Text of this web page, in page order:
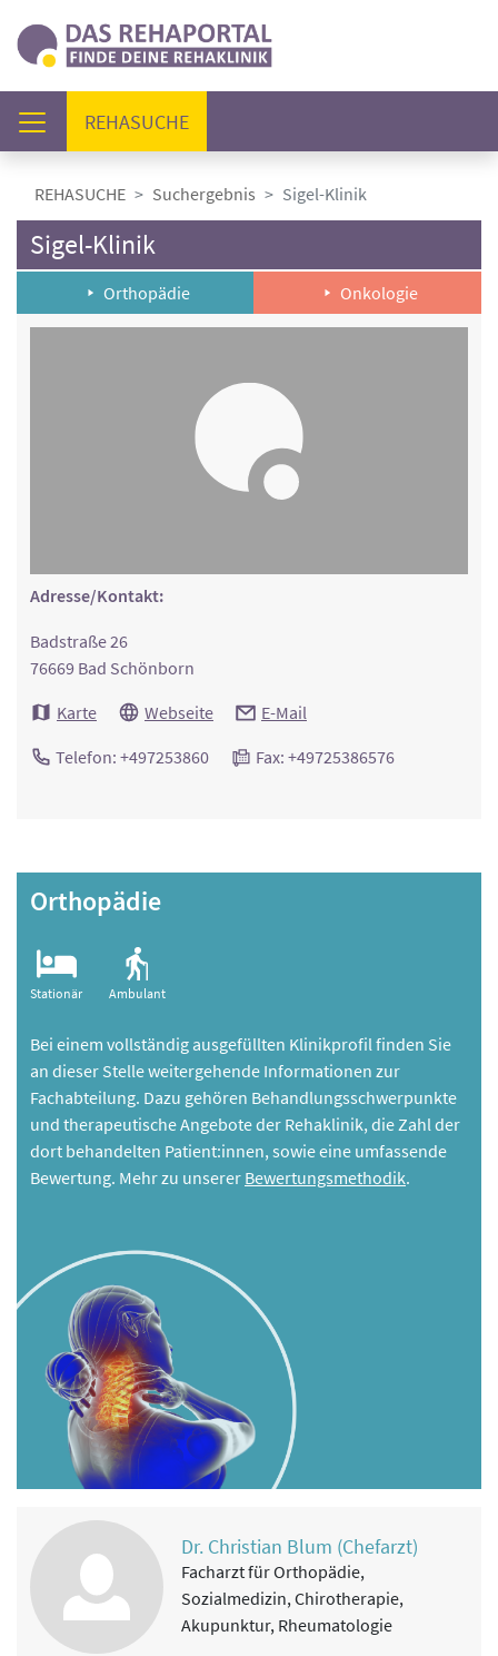
REHASUCHE(AKTUELL)
REHASUCHE Suchergebnis Sigel-Klinik
Sigel-Klinik
Orthopädie Onkologie
Adresse/Kontakt:
Badstraße 26
76669 Bad Schönborn
Karte
Webseite E-Mail
Telefon: +497253860 Fax: +49725386576
Orthopädie
Stationär Ambulant
Bei einem vollständig ausgefüllten Klinikprofil finden Sie
an dieser Stelle weitergehende Informationen zur
Fachabteilung. Dazu gehören Behandlungsschwerpunkte
und therapeutische Angebote der Rehaklinik, die Zahl der
dort behandelten Patient:innen, sowie eine umfassende
Bewertung. Mehr zu unserer Bewertungsmethodik.
Dr. Christian Blum (Chefarzt)
Facharzt für Orthopädie,
Sozialmedizin, Chirotherapie,
Akupunktur, Rheumatologie